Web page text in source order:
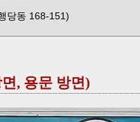
당동 168-151)
, 용문 방면)